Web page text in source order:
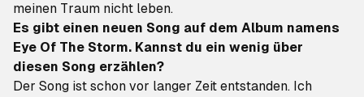
meinen Traum nicht leben.
Es gibt einen neuen Song auf dem Album namens
Eye Of The Storm. Kannst du ein wenig über
diesen Song erzählen?
Der Song ist schon vor langer Zeit entstanden. Ich